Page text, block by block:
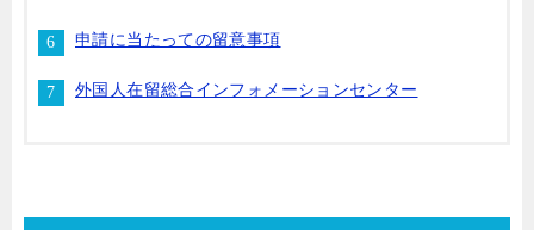
申請に当たっての留意事項
外国人在留総合インフォメーションセンター